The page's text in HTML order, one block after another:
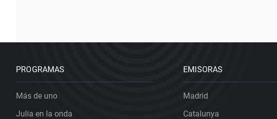
PROGRAMAS
Más de uno
Julia en la onda
EMISORAS
Madrid
Catalunya